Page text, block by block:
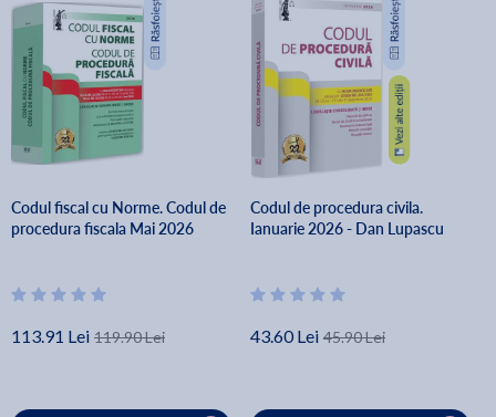
Codul fiscal cu Norme. Codul de
procedura fiscala Mai 2026
113.91 Lei 119.90 Lei
Codul de procedura civila.
Ianuarie 2026 - Dan Lupascu
43.60 Lei 45.90 Lei